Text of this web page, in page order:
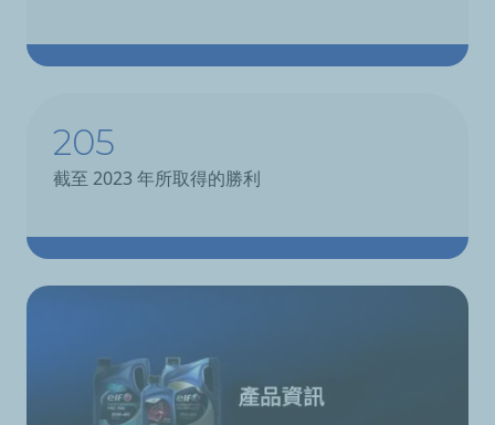
205
截至 2023 年所取得的勝利